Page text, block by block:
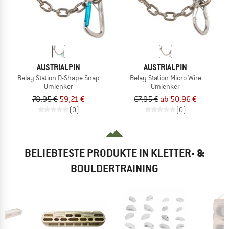
AUSTRIALPIN
Belay Station D-Shape Snap
Umlenker
78,95 € 59,21 €
(0)
AUSTRIALPIN
Belay Station Micro Wire
Umlenker
67,95 € ab 50,96 €
(0)
BELIEBTESTE PRODUKTE IN KLETTER- &
BOULDERTRAINING